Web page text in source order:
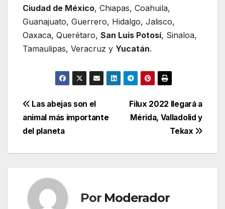
Ciudad de México, Chiapas, Coahuila,
Guanajuato, Guerrero, Hidalgo, Jalisco,
Oaxaca, Querétaro, San Luis Potosí, Sinaloa,
Tamaulipas, Veracruz y Yucatán.
Navegación
de
entradas
Filux 2022 llegará a
Mérida, Valladolid y
Tekax
Las abejas son el
animal más importante
del planeta
Por Moderador